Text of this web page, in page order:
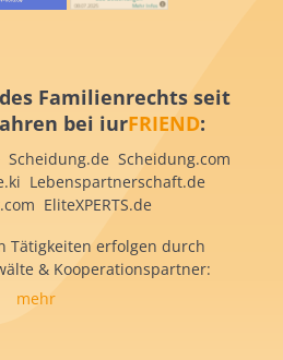
Familienrechts seit
bei iurFRIEND:
Scheidung.com
Lebenspartnerschaft.de
EliteXPERTS.de
Tätigkeiten erfolgen durch
& Kooperationspartner:
mehr